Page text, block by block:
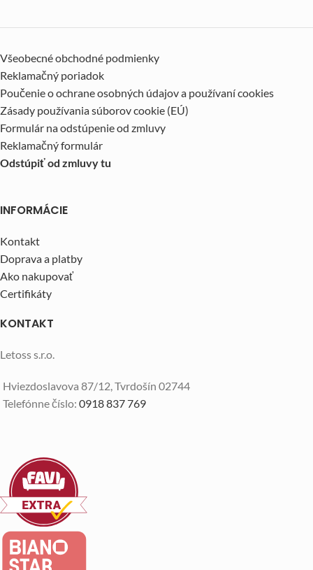
Všeobecné obchodné podmienky
Reklamačný poriadok
Poučenie o ochrane osobných údajov a používaní cookies
Zásady používania súborov cookie (EÚ)
Formulár na odstúpenie od zmluvy
Reklamačný formulár
Odstúpiť od zmluvy tu
INFORMÁCIE
Kontakt
Doprava a platby
Ako nakupovať
Certifikáty
KONTAKT
Letoss s.r.o.
Hviezdoslavova 87/12, Tvrdošín 02744
Telefónne číslo: 0918 837 769